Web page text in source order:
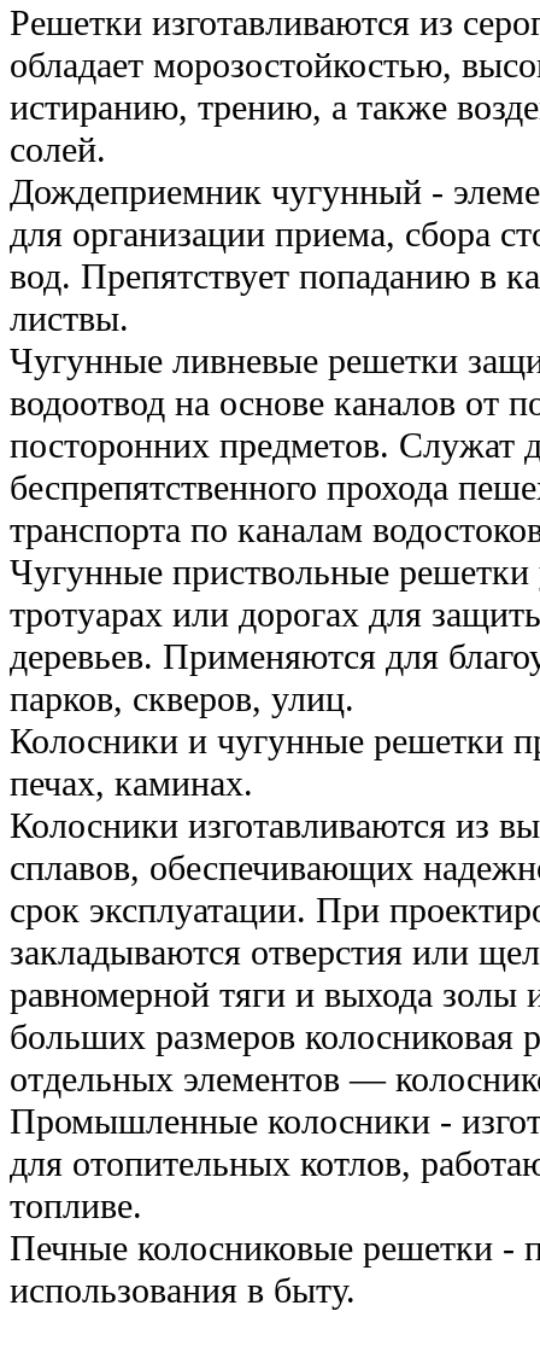
Решетки изготавливаются из
обладает морозостойкостью,
истиранию, трению, а также
солей.
Дождеприемник чугунный -
для организации приема, сбора
вод. Препятствует попаданию в
листвы.
Чугунные ливневые решетки
водоотвод на основе каналов от
посторонних предметов. Служат
беспрепятственного прохода
транспорта по каналам
Чугунные приствольные решетки
тротуарах или дорогах для
деревьев. Применяются для
парков, скверов, улиц.
Колосники и чугунные решетки
печах, каминах.
Колосники изготавливаются из
сплавов, обеспечивающих
срок эксплуатации. При
закладываются отверстия или
равномерной тяги и выхода золы
больших размеров колосниковая
отдельных элементов —
Промышленные колосники -
для отопительных котлов,
топливе.
Печные колосниковые решетки -
использования в быту.